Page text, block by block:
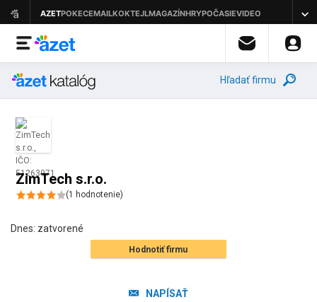
Hľadať firmu
ZimTech s.r.o.
(1 hodnotenie)
Dnes: zatvorené
Hodnotiť firmu
NAPÍSAŤ